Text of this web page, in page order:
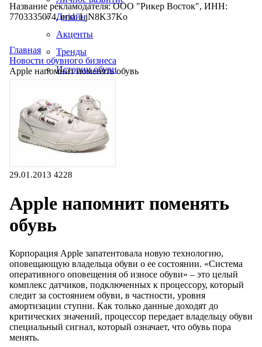
Дизайн
Акценты
Тренды
Истории обуви
Название рекламодателя: ООО "Рикер Восток", ИНН:
7703335074, erid: LjN8K37Ko
Главная
Новости обувного бизнеса
Аррle напомнит поменять обувь
29.01.2013 4228
Аррle напомнит поменять
обувь
Корпорация Apple запатентовала новую технологию,
оповещающую владельца обуви о ее состоянии. «Система
оперативного оповещения об износе обуви» – это целый
комплекс датчиков, подключенных к процессору, который
следит за состоянием обуви, в частности, уровня
амортизации ступни. Как только данные доходят до
критических значений, процессор передает владельцу обуви
специальный сигнал, который означает, что обувь пора
менять.